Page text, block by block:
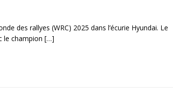
des rallyes (WRC) 2025 dans l’écurie Hyundai. Le
le champion […]